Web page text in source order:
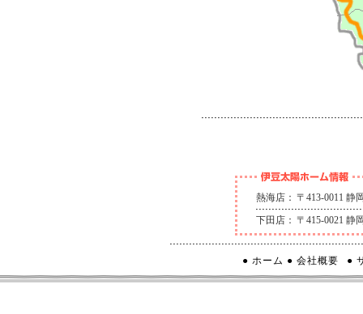
熱海店： 〒413-0011 静
下田店： 〒415-0021 静
● ホーム ● 会社概要 ●